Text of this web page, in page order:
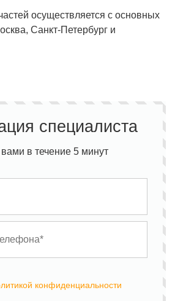
осуществляется с основных
Санкт-Петербург и
специалиста
в течение 5 минут
конфиденциальности